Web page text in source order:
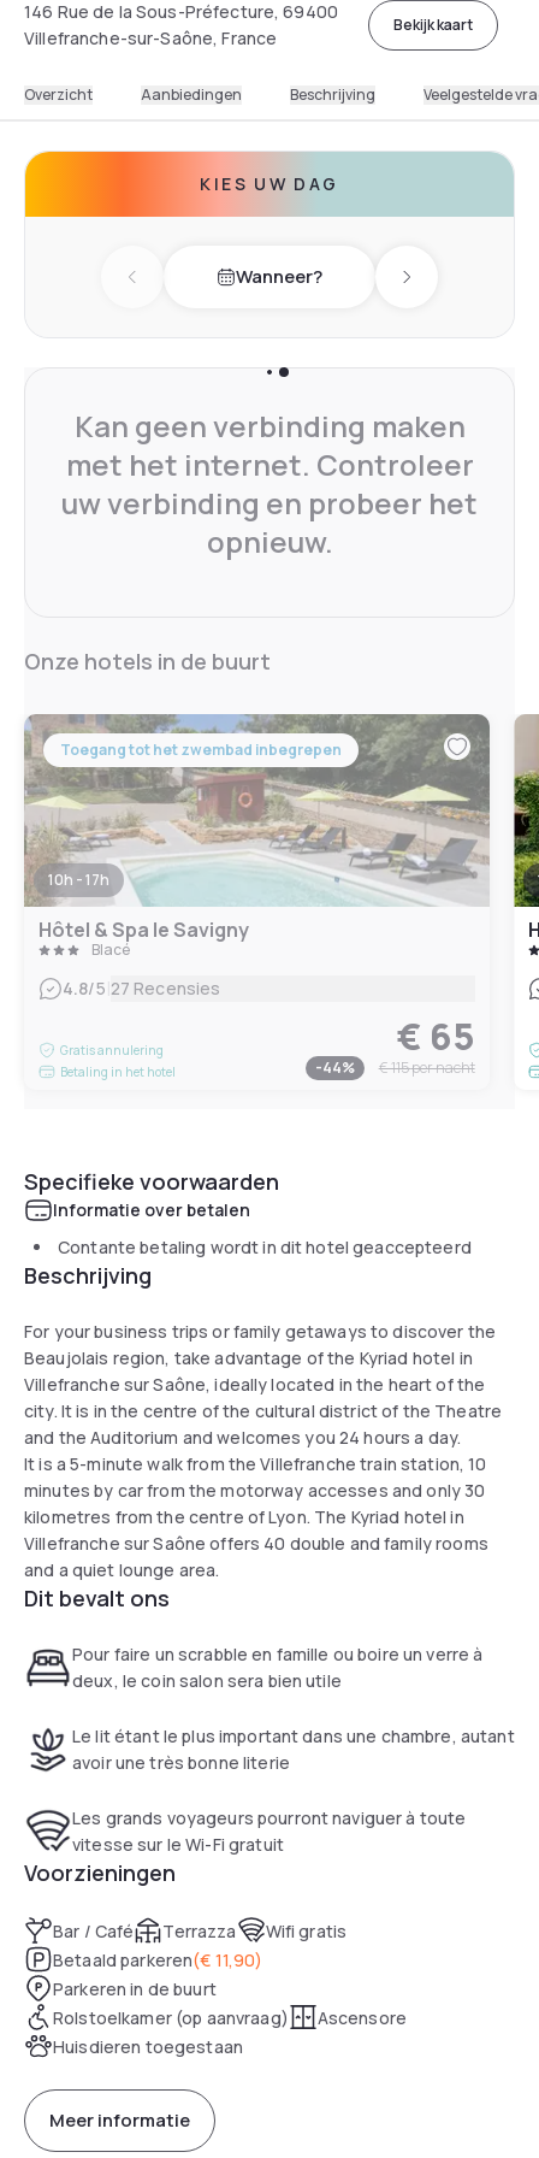
146 Rue de la Sous-Préfecture, 69400
Villefranche-sur-Saône, France
Bekijk kaart
Overzicht Aanbiedingen Beschrijving Veelgestelde
KIES UW DAG
Previous dayWanneer? Next day
Kan geen verbinding maken
met het internet. Controleer
uw verbinding en probeer het
opnieuw.
Onze hotels in de buurt
Toegang tot het zwembad inbegrepen
10h - 17h
Hôtel & Spa le Savigny
Blacé
4.8/5 27 Recensies
Gratis annulering
Betaling in het hotel
€ 65
-44% € 115per nacht
Specifieke voorwaarden
Informatie over betalen
Contante betaling wordt in dit hotel geaccepteerd
Beschrijving
For your business trips or family getaways to discover the
Beaujolais region, take advantage of the Kyriad hotel in
Villefranche sur Saône, ideally located in the heart of the
city. It is in the centre of the cultural district of the Theatre
and the Auditorium and welcomes you 24 hours a day.
It is a 5-minute walk from the Villefranche train station, 10
minutes by car from the motorway accesses and only 30
kilometres from the centre of Lyon. The Kyriad hotel in
Villefranche sur Saône offers 40 double and family rooms
and a quiet lounge area.
Dit bevalt ons
Pour faire un scrabble en famille ou boire un verre à
deux, le coin salon sera bien utile
Le lit étant le plus important dans une chambre, autant
avoir une très bonne literie
Les grands voyageurs pourront naviguer à toute
vitesse sur le Wi-Fi gratuit
Voorzieningen
Bar / Café Terrazza
Wifi gratis
Betaald parkeren(€ 11,90)
Parkeren in de buurt
Rolstoelkamer (op aanvraag)
Ascensore
Huisdieren toegestaan
Meer informatie